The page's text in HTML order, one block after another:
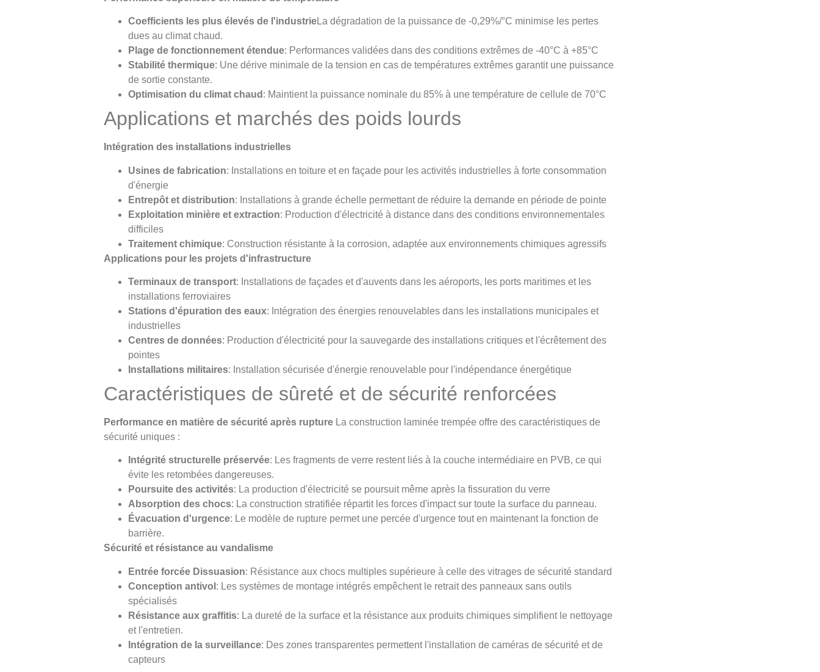
Coefficients les plus élevés de l'industrieLa dégradation de la puissance de -0,29%/°C minimise les pertes
dues au climat chaud.
Plage de fonctionnement étendue: Performances validées dans des conditions extrêmes de -40°C à +85°C
Stabilité thermique: Une dérive minimale de la tension en cas de températures extrêmes garantit une puissance
de sortie constante.
Optimisation du climat chaud : Maintient la puissance nominale du 85% à une température de cellule de 70°C
Applications et marchés des poids lourds
Intégration des installations industrielles
Usines de fabrication: Installations en toiture et en façade pour les activités industrielles à forte consommation
d'énergie
Entrepôt et distribution: Installations à grande échelle permettant de réduire la demande en période de pointe
Exploitation minière et extraction: Production d'électricité à distance dans des conditions environnementales
difficiles
Traitement chimique: Construction résistante à la corrosion, adaptée aux environnements chimiques agressifs
Applications pour les projets d'infrastructure
Terminaux de transport: Installations de façades et d'auvents dans les aéroports, les ports maritimes et les
installations ferroviaires
Stations d'épuration des eaux: Intégration des énergies renouvelables dans les installations municipales et
industrielles
Centres de données: Production d'électricité pour la sauvegarde des installations critiques et l'écrêtement des
pointes
Installations militaires: Installation sécurisée d'énergie renouvelable pour l'indépendance énergétique
Caractéristiques de sûreté et de sécurité renforcées
Performance en matière de sécurité après rupture La construction laminée trempée offre des caractéristiques de
sécurité uniques :
Intégrité structurelle préservée: Les fragments de verre restent liés à la couche intermédiaire en PVB, ce qui
évite les retombées dangereuses.
Poursuite des activités: La production d'électricité se poursuit même après la fissuration du verre
Absorption des chocs: La construction stratifiée répartit les forces d'impact sur toute la surface du panneau.
Évacuation d'urgence: Le modèle de rupture permet une percée d'urgence tout en maintenant la fonction de
barrière.
Sécurité et résistance au vandalisme
Entrée forcée Dissuasion: Résistance aux chocs multiples supérieure à celle des vitrages de sécurité standard
Conception antivol : Les systèmes de montage intégrés empêchent le retrait des panneaux sans outils
spécialisés
Résistance aux graffitis: La dureté de la surface et la résistance aux produits chimiques simplifient le nettoyage
et l'entretien.
Intégration de la surveillance: Des zones transparentes permettent l'installation de caméras de sécurité et de
capteurs